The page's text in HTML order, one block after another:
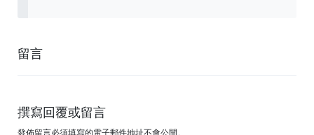
留言
撰寫回覆或留言
發佈留言必須填寫的電子郵件地址不會公開。